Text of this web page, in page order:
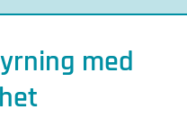
med